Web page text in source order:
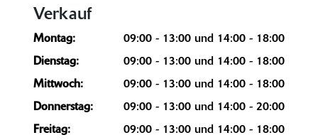
Verkauf
Montag:
09:00 - 13:00 und 14:00 - 18:00
Dienstag:
09:00 - 13:00 und 14:00 - 18:00
Mittwoch:
09:00 - 13:00 und 14:00 - 18:00
Donnerstag:
09:00 - 13:00 und 14:00 - 20:00
Freitag:
09:00 - 13:00 und 14:00 - 18:00